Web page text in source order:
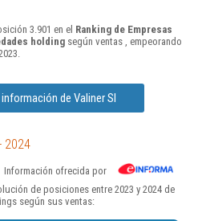
3.901 en el Ranking de Empresas
holding según ventas , empeorando
de Valiner Sl
2024
Información ofrecida por
de posiciones entre 2023 y 2024 de
según sus ventas: